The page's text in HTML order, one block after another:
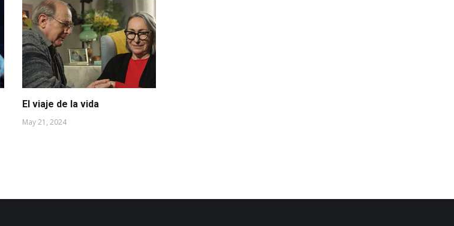
El viaje de la vida
May 21, 2024